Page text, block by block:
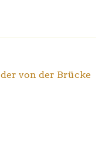
von der Brücke